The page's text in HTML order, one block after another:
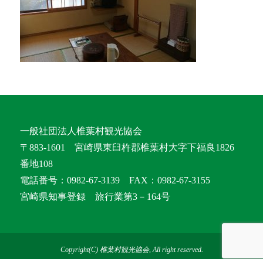
一般社団法人椎葉村観光協会
〒883-1601 宮崎県東臼杵郡椎葉村大字下福良1826
番地108
電話番号：0982-67-3139 FAX：0982-67-3155
宮崎県知事登録 旅行業第3－164号
Copyright(C) 椎葉村観光協会, All right reserved.